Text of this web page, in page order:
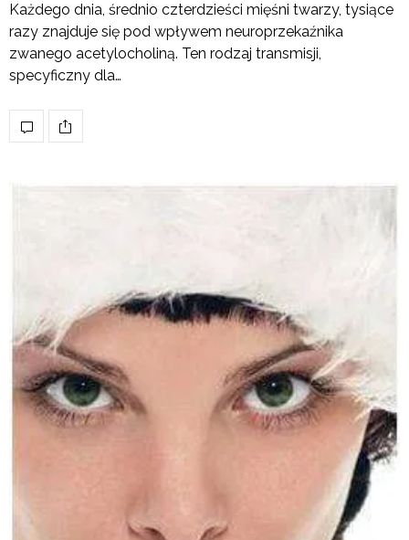
Każdego dnia, średnio czterdzieści mięśni twarzy, tysiące
razy znajduje się pod wpływem neuroprzekaźnika
zwanego acetylocholiną. Ten rodzaj transmisji,
specyficzny dla…